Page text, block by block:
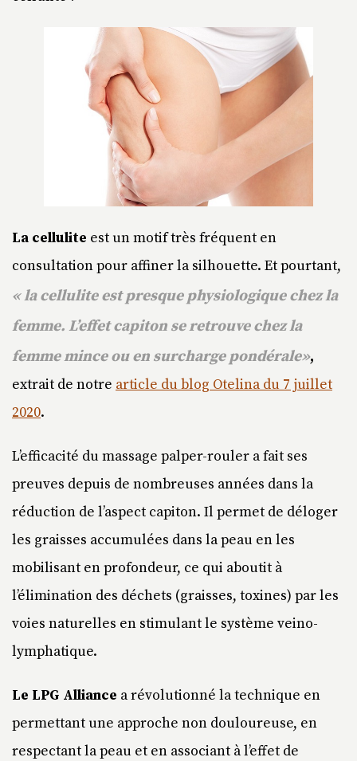
La cellulite est un motif très fréquent en
consultation pour affiner la silhouette. Et pourtant,
« la cellulite est presque physiologique chez la
femme. L’effet capiton se retrouve chez la
femme mince ou en surcharge pondérale»,
extrait de notre article du blog Otelina du 7 juillet
2020.
L’efficacité du massage palper-rouler a fait ses
preuves depuis de nombreuses années dans la
réduction de l’aspect capiton. Il permet de déloger
les graisses accumulées dans la peau en les
mobilisant en profondeur, ce qui aboutit à
l’élimination des déchets (graisses, toxines) par les
voies naturelles en stimulant le système veino-
lymphatique.
Le LPG Alliance a révolutionné la technique en
permettant une approche non douloureuse, en
respectant la peau et en associant à l’effet de